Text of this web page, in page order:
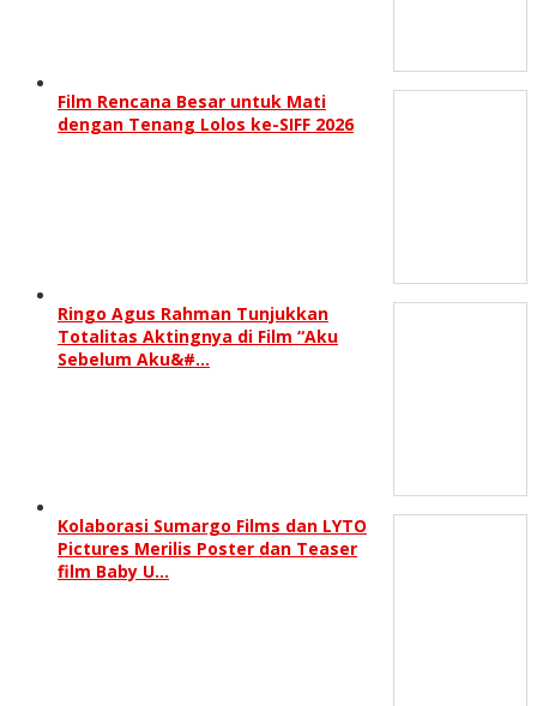
Film Rencana Besar untuk Mati
dengan Tenang Lolos ke-SIFF 2026
Ringo Agus Rahman Tunjukkan
Totalitas Aktingnya di Film “Aku
Sebelum Aku&#…
Kolaborasi Sumargo Films dan LYTO
Pictures Merilis Poster dan Teaser
film Baby U…